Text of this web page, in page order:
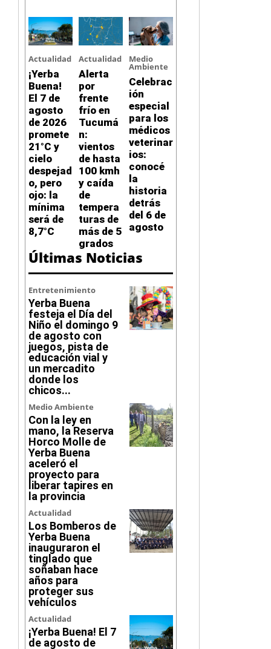
Actualidad
¡Yerba
Buena!
El 7 de
agosto
de 2026
promete
21°C y
cielo
despejad
o, pero
ojo: la
mínima
será de
8,7°C
Actualidad
Alerta
por
frente
frío en
Tucumá
n:
vientos
de hasta
100 kmh
y caída
de
tempera
turas de
más de 5
grados
Medio
Ambiente
Celebrac
ión
especial
para los
médicos
veterinar
ios:
conocé
la
historia
detrás
del 6 de
agosto
Últimas Noticias
Entretenimiento
Yerba Buena
festeja el Día del
Niño el domingo 9
de agosto con
juegos, pista de
educación vial y
un mercadito
donde los
chicos...
Medio Ambiente
Con la ley en
mano, la Reserva
Horco Molle de
Yerba Buena
aceleró el
proyecto para
liberar tapires en
la provincia
Actualidad
Los Bomberos de
Yerba Buena
inauguraron el
tinglado que
soñaban hace
años para
proteger sus
vehículos
Actualidad
¡Yerba Buena! El 7
de agosto de